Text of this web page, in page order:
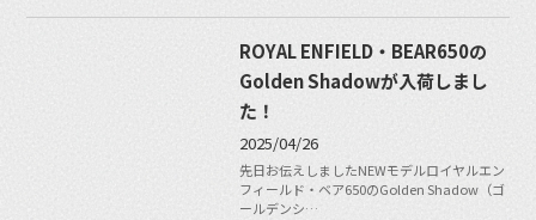
ROYAL ENFIELD・BEAR650の
Golden Shadowが入荷しまし
た！
2025/04/26
先日お伝えしましたNEWモデルロイヤルエン
フィールド・ベア650のGolden Shadow（ゴ
ールデンシ…